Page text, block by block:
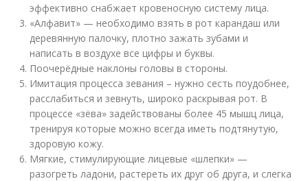
эффективно снабжает кровеносную систему лица.
«Алфавит» — необходимо взять в рот карандаш или
деревянную палочку, плотно зажать зубами и
написать в воздухе все цифры и буквы.
Поочерёдные наклоны головы в стороны.
Имитация процесса зевания – нужно сесть поудобнее,
расслабиться и зевнуть, широко раскрывая рот. В
процессе «зёва» задействованы более 45 мышц лица,
тренируя которые можно всегда иметь подтянутую,
здоровую кожу.
Мягкие, стимулирующие лицевые «шлепки» —
разогреть ладони, растереть их друг об друга, и слегка